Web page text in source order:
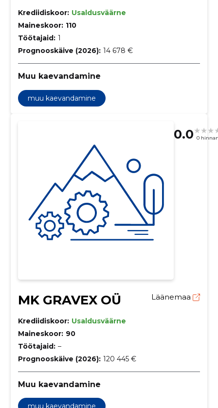
Krediidiskoor: Usaldusväärne
Maineskoor: 110
Töötajaid: 1
Prognooskäive (2026): 14 678 €
Muu kaevandamine
muu kaevandamine
0.0 0
MK GRAVEX OÜ Läänemaa
Krediidiskoor: Usaldusväärne
Maineskoor: 90
Töötajaid: –
Prognooskäive (2026): 120 445 €
Muu kaevandamine
muu kaevandamine